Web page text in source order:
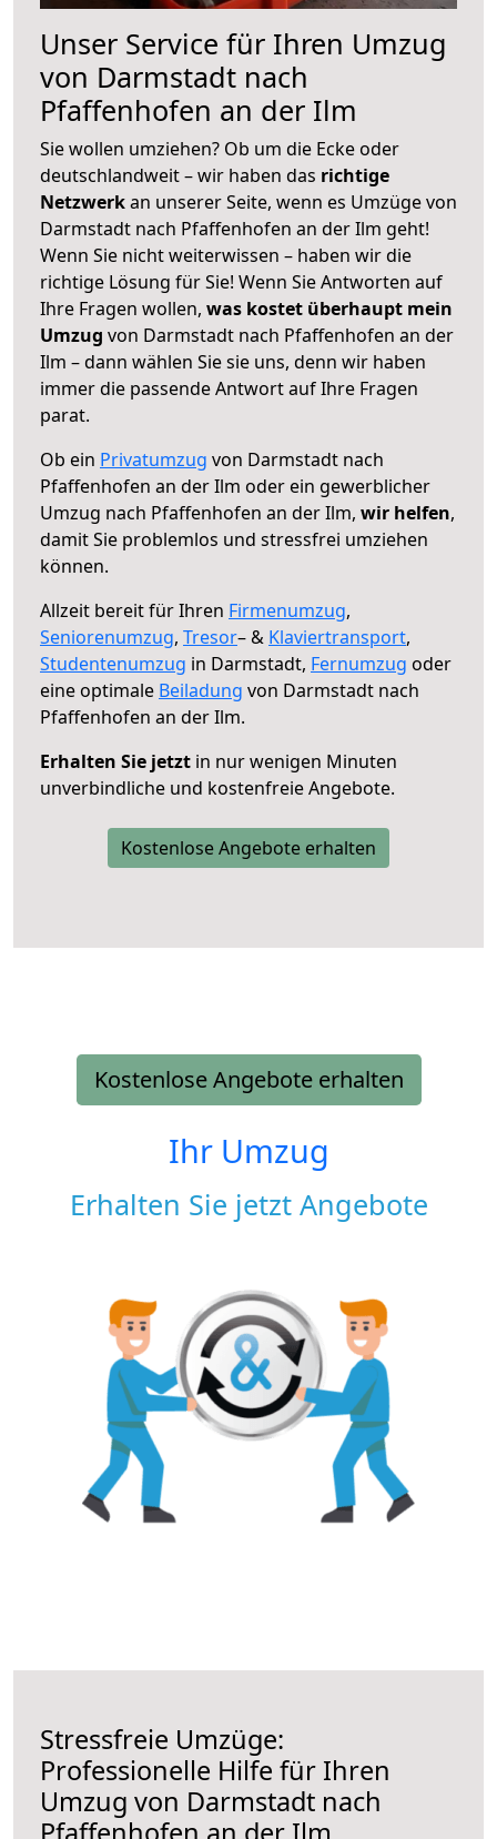
Unser Service für Ihren Umzug
von Darmstadt nach
Pfaffenhofen an der Ilm
Sie wollen umziehen? Ob um die Ecke oder
deutschlandweit – wir haben das richtige
Netzwerkan unserer Seite, wenn es Umzüge von
Darmstadt nach Pfaffenhofen an der Ilm geht!
Wenn Sie nicht weiterwissen – haben wir die
richtige Lösung für Sie! Wenn Sie Antworten auf
Ihre Fragen wollen, was kostet überhaupt mein
Umzug von Darmstadt nach Pfaffenhofen an der
Ilm – dann wählen Sie sie uns, denn wir haben
immer die passende Antwort auf Ihre Fragen
parat.
Ob ein Privatumzug von Darmstadt nach
Pfaffenhofen an der Ilm oder ein gewerblicher
Umzug nach Pfaffenhofen an der Ilm, wir helfen,
damit Sie problemlos und stressfrei umziehen
können.
Allzeit bereit für Ihren Firmenumzug,
Seniorenumzug, Tresor– & Klaviertransport,
Studentenumzug in Darmstadt, Fernumzug oder
eine optimale Beiladung von Darmstadt nach
Pfaffenhofen an der Ilm.
Erhalten Sie jetzt in nur wenigen Minuten
unverbindliche und kostenfreie Angebote.
Kostenlose Angebote erhalten
Kostenlose Angebote erhalten
Ihr Umzug
Erhalten Sie jetzt Angebote
Stressfreie Umzüge:
Professionelle Hilfe für Ihren
Umzug von Darmstadt nach